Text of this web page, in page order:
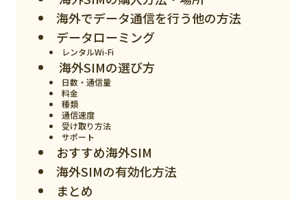
ニュース
デジタルサイネージ
SaaS
海外でデータ通信を行う他の方法
データローミング
レンタルWi-Fi
海外SIMの選び方
日数・通信量
料金
種類
通信速度
受け取り方法
サポート
おすすめ海外SIM
海外SIMの有効化方法
まとめ